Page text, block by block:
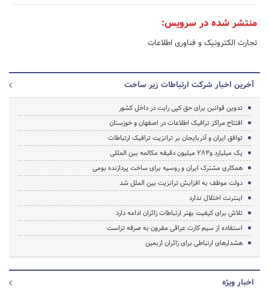
منتشر شده در سرویس:
تجارت الکترونیک و فناوری اطلاعات
آخرین اخبار شرکت ارتباطات زیر ساخت
تدوین قوانین برای حق کپی رایت در داخل کشور
افتتاح مراکز ترافیک اطلاعات در اصفهان و خوزستان
توافق ایران و آذربایجان بر ترانزیت ترافیک ارتباطات
یک میلیارد و۲۸۳ میلیون دقیقه مکالمه بین المللی
همکاری مشترک ایران و روسیه برای ساخت پردازنده بومی
دولت موظف به افزایش ترانزیت بین الملل شد
اینترنت اختلال ندارد
تلاش برای کیفیت بهتر ارتباطات زائران ادامه دارد
استفاده از سیم کارت عراقی مقرون به صرفه تراست
هشدارهای ارتباطی برای زائران اربعین
اخبار ویژه